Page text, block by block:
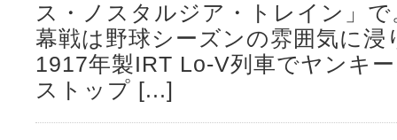
ス・ノスタルジア・トレイン」
幕戦は野球シーズンの雰囲気に
1917年製IRT Lo-V列車でヤンキ
ストップ [...]